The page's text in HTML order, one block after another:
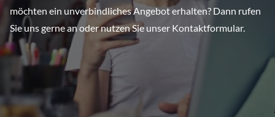
möchten ein unverbindliches Angebot erhalten? Dann rufen
Sie uns gerne an oder nutzen Sie unser Kontaktformular.